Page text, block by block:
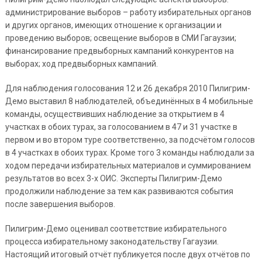
администрирование выборов – работу избирательных органов
и других органов, имеющих отношение к организации и
проведению выборов; освещение выборов в СМИ Гагаузии;
финансирование предвыборных кампаний конкурентов на
выборах; ход предвыборных кампаний.
Для наблюдения голосования 12 и 26 декабря 2010 Пилигрим-
Демо выставил 8 наблюдателей, объединённых в 4 мобильные
команды, осуществивших наблюдение за открытием в 4
участках в обоих турах, за голосованием в 47 и 31 участке в
первом и во втором туре соответственно, за подсчётом голосов
в 4 участках в обоих турах. Кроме того 3 команды наблюдали за
ходом передачи избирательных материалов и суммированием
результатов во всех 3-х ОИС. Эксперты Пилигрим-Демо
продолжили наблюдение за тем как развиваются события
после завершения выборов.
Пилигрим-Демо оценивал соответствие избирательного
процесса избирательному законодательству Гагаузии.
Настоящий итоговый отчёт публикуется после двух отчётов по